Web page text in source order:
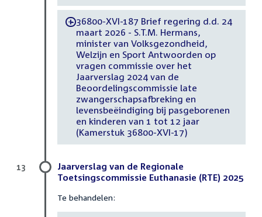
-36800-XVI-187 Brief regering d.d. 24
maart 2026 - S.T.M. Hermans,
minister van Volksgezondheid,
Welzijn en Sport Antwoorden op
vragen commissie over het
Jaarverslag 2024 van de
Beoordelingscommissie late
zwangerschapsafbreking en
levensbeëindiging bij pasgeborenen
en kinderen van 1 tot 12 jaar
(Kamerstuk 36800-XVI-17)
Jaarverslag van de Regionale
Toetsingscommissie Euthanasie (RTE) 2025
Te behandelen:
13